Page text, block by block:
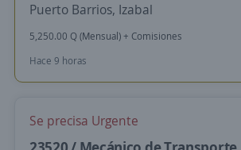
Puerto Barrios, Izabal
5,250.00 Q (Mensual) + Comisiones
Hace 9 horas
Se precisa Urgente